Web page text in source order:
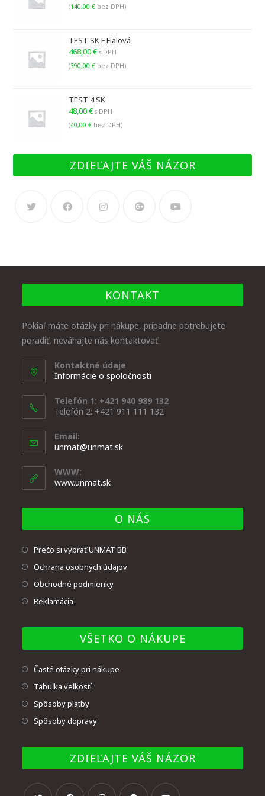
(140,00€ bez DPH)
TEST SK F Fialová
468,00€ s DPH
(390,00€ bez DPH)
TEST 4 SK
48,00€ s DPH
(40,00€ bez DPH)
ZDIEĽAJTE VÁŠ NÁZOR
KONTAKT
Pokiaľ máte otázky pri nákupe, prípadne potrebujete
poradiť, neváhajte nás kontaktovať
Kontaktné údaje
Informácie o spoločnosti
Telefón 1: +421 940 989 132
Telefón 2: +421 911 111 132
Email:
unmat@unmat.sk
WWW:
www.unmat.sk
O NÁS
Prečo si vybrať UNMAT BB
Ochrana osobných údajov
Obchodné podmienky
Reklamácia
VŠETKO O NÁKUPE
Časté otázky pri nákupe
Tabuľka veľkostí
Spôsoby platby
Spôsoby dopravy
ZDIEĽAJTE VÁŠ NÁZOR